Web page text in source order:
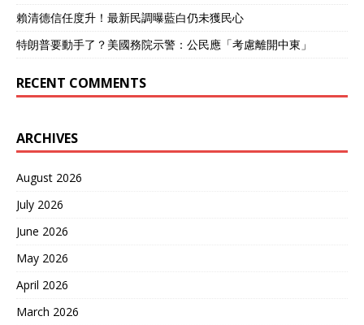
賴清德信任度升！最新民調曝藍白仍未獲民心
特朗普要動手了？美國務院示警：公民應「考慮離開中東」
RECENT COMMENTS
ARCHIVES
August 2026
July 2026
June 2026
May 2026
April 2026
March 2026